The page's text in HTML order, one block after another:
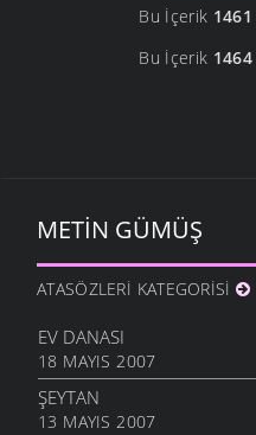
Bu İçerik 1461
Bu İçerik 1464
METIN GÜMÜŞ
ATASÖZLERI KATEGORISI
EV DANASI
18 MAYIS 2007
ŞEYTAN
13 MAYIS 2007